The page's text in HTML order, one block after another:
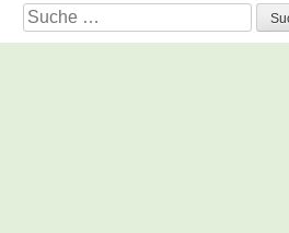
Suche
nach: